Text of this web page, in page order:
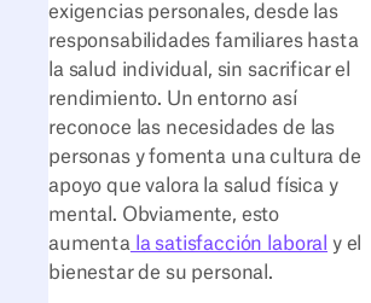
exigencias personales, desde las
responsabilidades familiares hasta
la salud individual, sin sacrificar el
rendimiento. Un entorno así
reconoce las necesidades de las
personas y fomenta una cultura de
apoyo que valora la salud física y
mental. Obviamente, esto
aumenta la satisfacción laboral
y el
bienestar de su personal.